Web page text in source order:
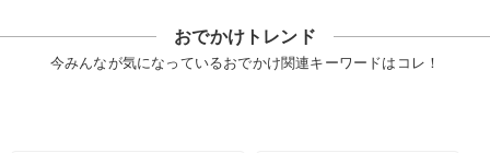
おでかけトレンド
今みんなが気になっているおでかけ関連キーワードはコレ！